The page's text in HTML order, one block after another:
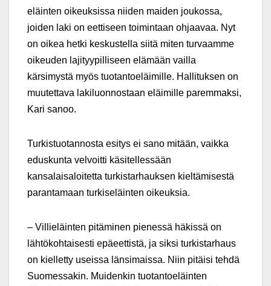
eläinten oikeuksissa niiden maiden joukossa,
joiden laki on eettiseen toimintaan ohjaavaa. Nyt
on oikea hetki keskustella siitä miten turvaamme
oikeuden lajityypilliseen elämään vailla
kärsimystä myös tuotantoeläimille. Hallituksen on
muutettava lakiluonnostaan eläimille paremmaksi,
Kari sanoo.
Turkistuotannosta esitys ei sano mitään, vaikka
eduskunta velvoitti käsitellessään
kansalaisaloitetta turkistarhauksen kieltämisestä
parantamaan turkiseläinten oikeuksia.
– Villieläinten pitäminen pienessä häkissä on
lähtökohtaisesti epäeettistä, ja siksi turkistarhaus
on kielletty useissa länsimaissa. Niin pitäisi tehdä
Suomessakin. Muidenkin tuotantoeläinten